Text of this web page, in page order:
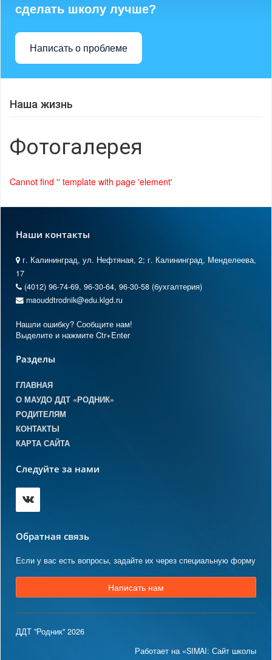
сделать школу лучше?
Написать о проблеме
Наша жизнь
Фотогалерея
Cannot find '' template with page 'element'
Наши контакты
г. Калининград, ул. Нефтяная, 2; г. Калининград, Менделеева,
17
(4012) 96-74-69, 96-30-64, 96-30-58 (бухгалтерия)
maouddtrodnik@edu.klgd.ru
Нашли ошибку? Сообщите нам!
Выделите и нажмите Ctr+Enter
Разделы
ГЛАВНАЯ
О МАУДО ДДТ «РОДНИК»
РОДИТЕЛЯМ
КОНТАКТЫ
КАРТА САЙТА
Следуйте за нами
Обратная связь
Если у вас есть вопросы, задайте их через специальную форму
Написать нам
ДДТ "Родник" 2026
Работает на «SIMAI: Сайт школы